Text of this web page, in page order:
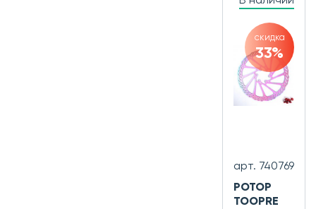
скидка
33%
арт. 740769
РОТОР
TOOPRE